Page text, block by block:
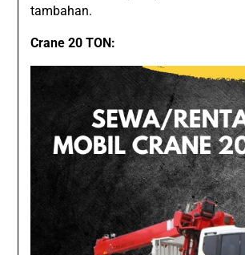
tambahan.
Crane 20 TON: